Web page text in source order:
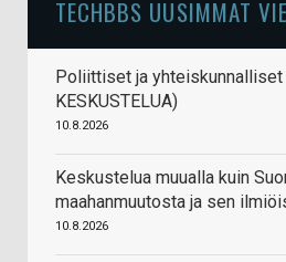
TECHBBS UUSIMMAT
Poliittiset ja yhteiskunnalliset
KESKUSTELUA)
10.8.2026
Keskustelua muualla kuin
maahanmuutosta ja sen
10.8.2026